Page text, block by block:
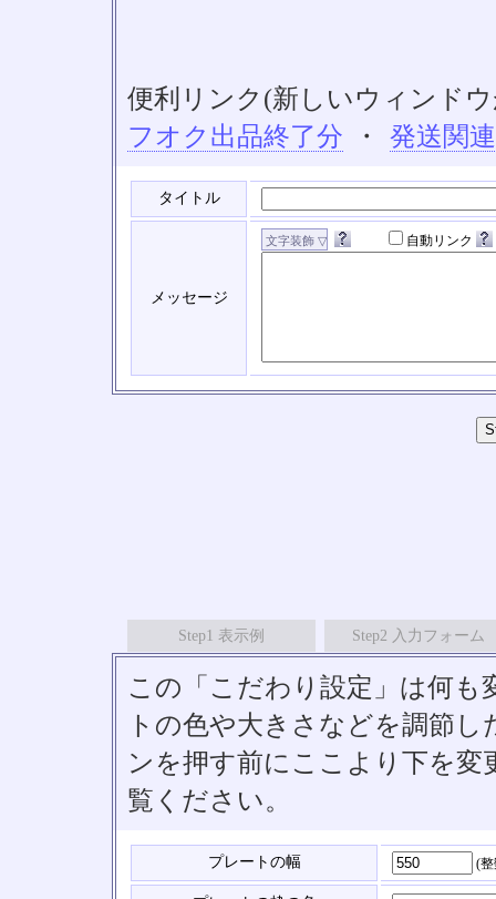
便利リンク(新しいウィンド
フオク出品終了分
・ 発送関
タイトル
メッセージ
自動リンク
Step1 表示例 Step2 入力フォーム
この「こだわり設定」は何
トの色や大きさなどを調節
ンを押す前にここより下を
覧ください。
プレートの幅 (